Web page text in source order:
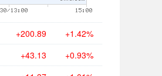
+200.89 +1.42%
+43.13 +0.93%